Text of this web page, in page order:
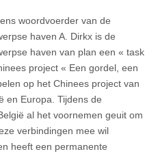
woordvoerder van de
haven A. Dirkx is de
haven van plan een « task
project « Een gordel, een
op het Chinees project van
en Europa. Tijdens de
al het voornemen geuit om
verbindingen mee wil
heeft een permanente